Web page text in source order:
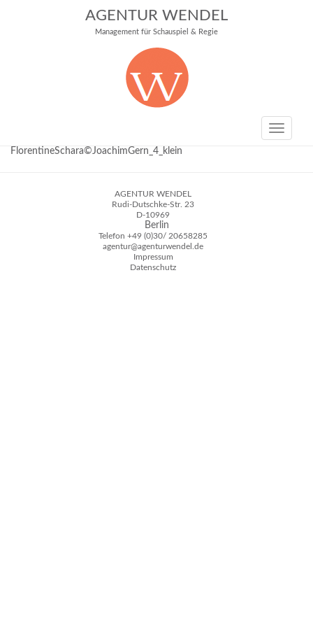
AGENTUR WENDEL
Management für Schauspiel & Regie
Toggle
FlorentineSchara©JoachimGern_4_klein
AGENTUR WENDEL
Rudi-Dutschke-Str. 23
D-10969
Berlin
Telefon +49 (0)30/ 20658285
agentur@agenturwendel.de
Impressum
Datenschutz